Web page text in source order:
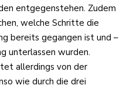
entgegenstehen. Zudem
welche Schritte die
bereits gegangen ist und –
unterlassen wurden.
allerdings von der
wie durch die drei